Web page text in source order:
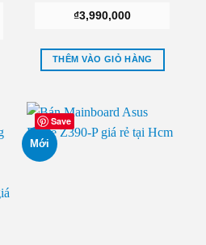
Gaming Hcm
₫3,990,000
THÊM VÀO GIỎ HÀNG
Save
Mới